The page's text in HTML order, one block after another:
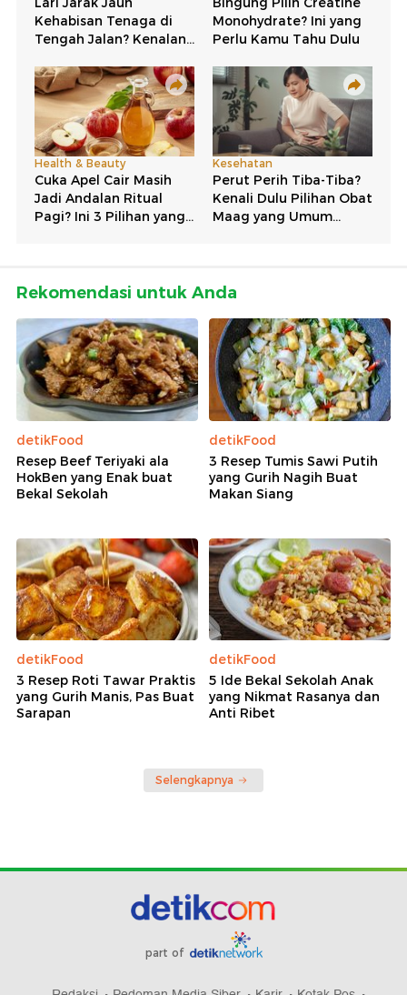
Rekomendasi untuk Anda
detikFood
Resep Beef Teriyaki ala
HokBen yang Enak buat
Bekal Sekolah
detikFood
3 Resep Tumis Sawi Putih
yang Gurih Nagih Buat
Makan Siang
detikFood
3 Resep Roti Tawar Praktis
yang Gurih Manis, Pas Buat
Sarapan
detikFood
5 Ide Bekal Sekolah Anak
yang Nikmat Rasanya dan
Anti Ribet
Selengkapnya
part of